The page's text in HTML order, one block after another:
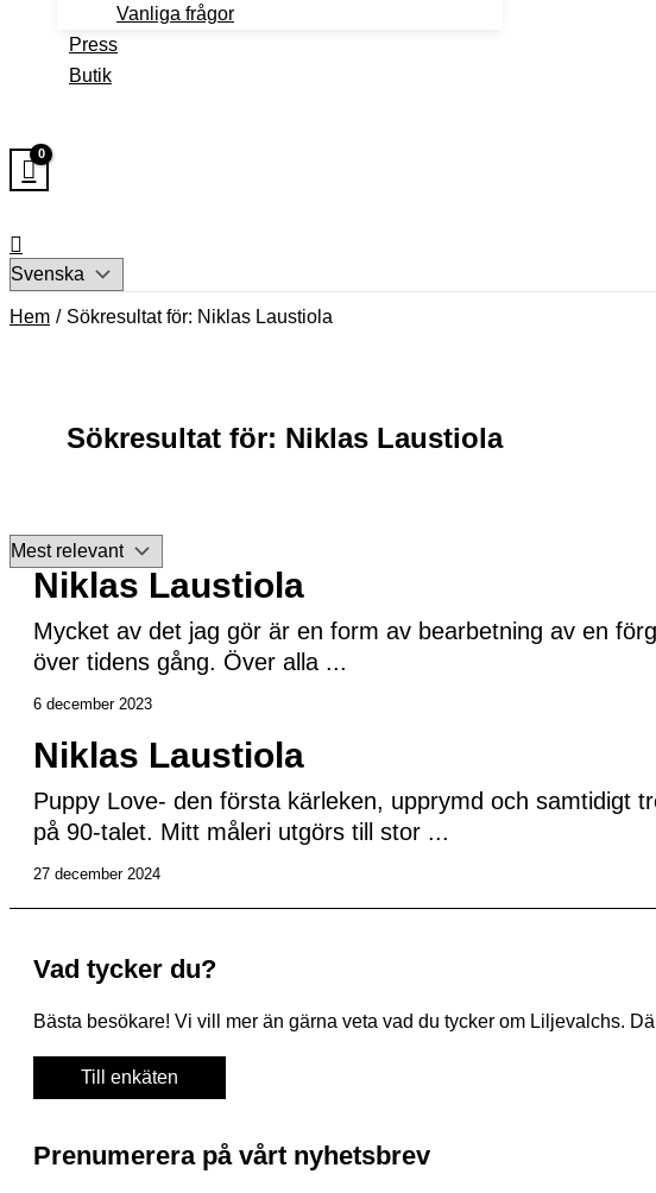
Vanliga frågor
Press
Butik
Välj
Hem Sökresultat för: Niklas Laustiola
Sökresultat för: Niklas Laustiola
Niklas Laustiola
Mycket av det jag gör är en form av bearbetning av en
över tidens gång. Över alla ...
6 december 2023
Niklas Laustiola
Puppy Love- den första kärleken, upprymd och samtidigt
på 90-talet. Mitt måleri utgörs till stor ...
27 december 2024
Vad tycker du?
Bästa besökare! Vi vill mer än gärna veta vad du tycker om Liljevalchs.
Till enkäten
Prenumerera på vårt nyhetsbrev